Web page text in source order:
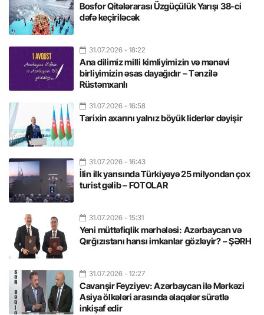
Bosfor Qitələrarası Üzgüçülük Yarışı 38-ci
dəfə keçiriləcək
31.07.2026 - 18:22
Ana dilimiz milli kimliyimizin və mənəvi
birliyimizin əsas dayağıdır – Tənzilə
Rüstəmxanlı
31.07.2026 - 16:58
Tarixin axarını yalnız böyük liderlər dəyişir
31.07.2026 - 16:43
İlin ilk yarısında Türkiyəyə 25 milyondan çox
turist gəlib – FOTOLAR
31.07.2026 - 15:31
Yeni müttəfiqlik mərhələsi: Azərbaycan və
Qırğızıstanı hansı imkanlar gözləyir? – ŞƏRH
31.07.2026 - 12:27
Cavanşir Feyziyev: Azərbaycan ilə Mərkəzi
Asiya ölkələri arasında əlaqələr sürətlə
inkişaf edir